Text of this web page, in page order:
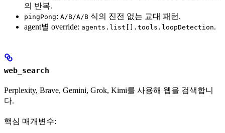
의 반복.
pingPong: A/B/A/B 식의 진전 없는 교대 패턴.
agent별 override: agents.list[].tools.loopDetection.
web_search
Perplexity, Brave, Gemini, Grok, Kimi를 사용해 웹을 검색합니
다.
핵심 매개변수: